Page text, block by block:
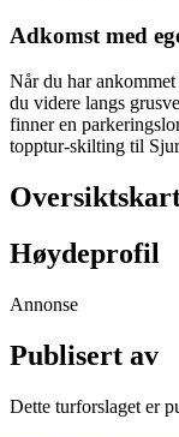
Adkomst med
Når du har
du videre langs
finner en
topptur-skilting til
Høydeprofil
Annonse
Publisert av
Dette turforslaget er